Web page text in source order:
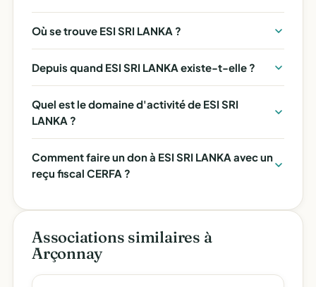
Où se trouve ESI SRI LANKA ?
Depuis quand ESI SRI LANKA existe-t-elle ?
Quel est le domaine d'activité de ESI SRI
LANKA ?
Comment faire un don à ESI SRI LANKA avec un
reçu fiscal CERFA ?
Associations similaires à
Arçonnay